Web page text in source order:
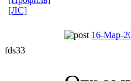
[ЛС]
fds33
16-Мар-